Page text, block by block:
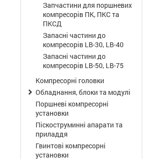
Запчастини для поршневих
компресорів ПК, ПКС та
ПКСД
Запасні частини до
компресорів LB-30, LB-40
Запасні частини до
компресорів LB-50, LB-75
Компресорні головки
Обладнання, блоки та модулі
Поршневі компресорні
установки
Піскоструминні апарати та
приладдя
Гвинтові компресорні
установки